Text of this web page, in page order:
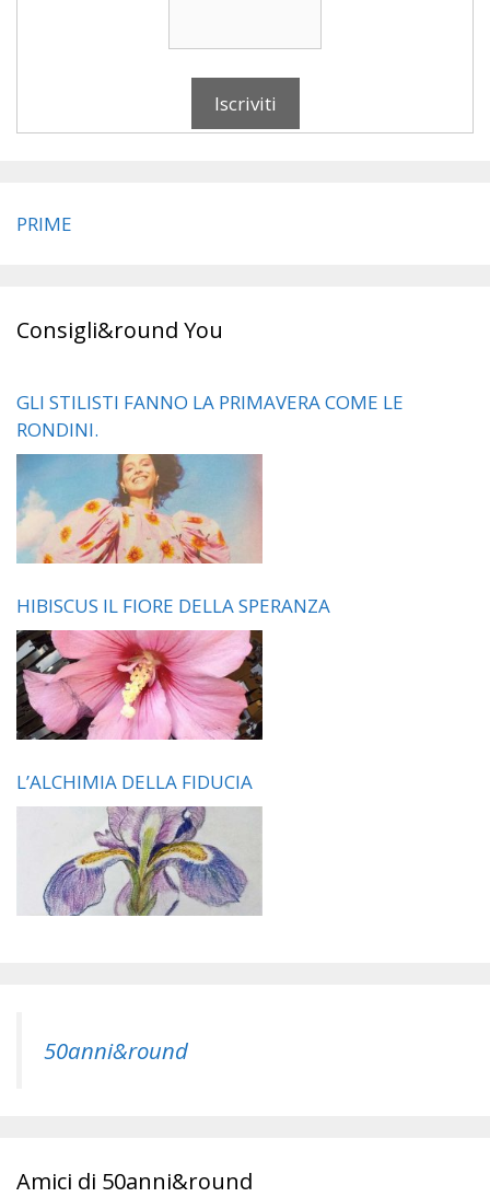
PRIME
Consigli&round You
GLI STILISTI FANNO LA PRIMAVERA COME LE
RONDINI.
HIBISCUS IL FIORE DELLA SPERANZA
L’ALCHIMIA DELLA FIDUCIA
50anni&round
Amici di 50anni&round